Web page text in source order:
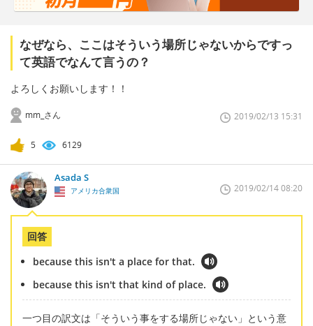
なぜなら、ここはそういう場所じゃないからですっ
て英語でなんて言うの？
よろしくお願いします！！
mm_さん 2019/02/13 15:31
5 6129
Asada S
アメリカ合衆国 2019/02/14 08:20
回答
because this isn't a place for that.
because this isn't that kind of place.
一つ目の訳文は「そういう事をする場所じゃない」という意